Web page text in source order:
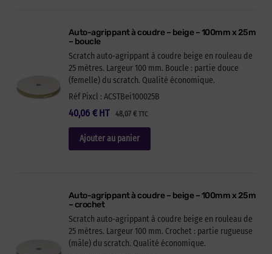
Auto-agrippant à coudre – beige – 100mm x 25m
– boucle
Scratch auto-agrippant à coudre beige en rouleau de
25 mètres. Largeur 100 mm. Boucle : partie douce
(femelle) du scratch. Qualité économique.
Réf Pixcl : ACSTBei100025B
40,06 € 48,07 €TTC
HT
Ajouter au panier
Auto-agrippant à coudre – beige – 100mm x 25m
– crochet
Scratch auto-agrippant à coudre beige en rouleau de
25 mètres. Largeur 100 mm. Crochet : partie rugueuse
(mâle) du scratch. Qualité économique.